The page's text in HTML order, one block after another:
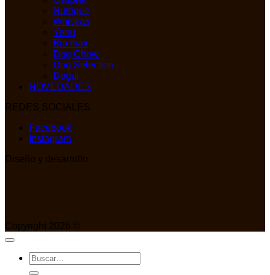
Nutrique
Whiskas
Yenu
Bio max
Dog Chow
Dog Selection
Dogui
NOVEDADES
REDES SOCIALES
Facebook
Instagram
Diseño y desarrollo
Copyright 2026 ©
Buscar
por: